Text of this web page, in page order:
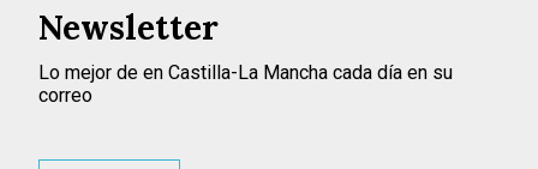
Newsletter
Lo mejor de en Castilla-La Mancha cada día en su
correo